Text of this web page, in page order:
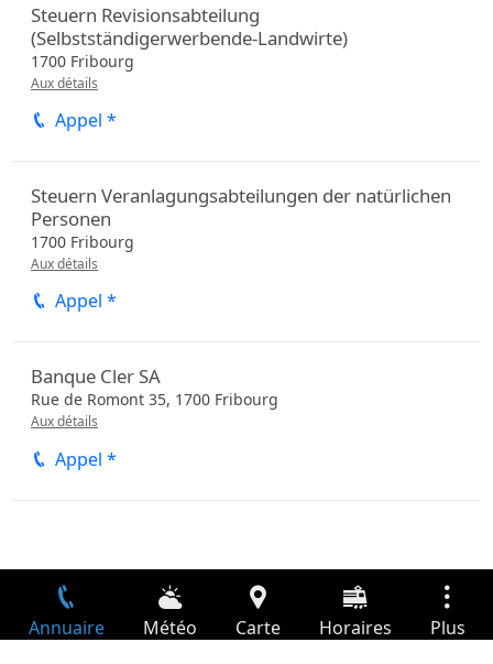
Steuern Revisionsabteilung
(Selbstständigerwerbende-Landwirte)
1700 Fribourg
Aux détails
Appel *
Steuern Veranlagungsabteilungen der natürlichen
Personen
1700 Fribourg
Aux détails
Appel *
Banque Cler SA
Rue de Romont 35, 1700 Fribourg
Aux détails
Appel *
Annuaire Météo Carte Horaires Plus